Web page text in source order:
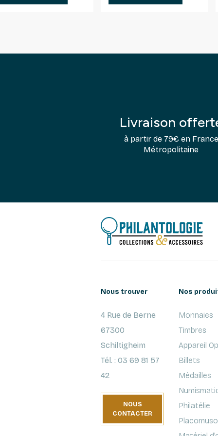
Livraison
à partir de 79€ en France
Métropolitaine
Nous trouver
4 Rue de Berne
67300
Schiltigheim
Tél. : 03 69 81 57
42
NOUS
CONTACTER
Nos
Monnaies
Timbres
Appareil
Billets
Médailles
Philatélie